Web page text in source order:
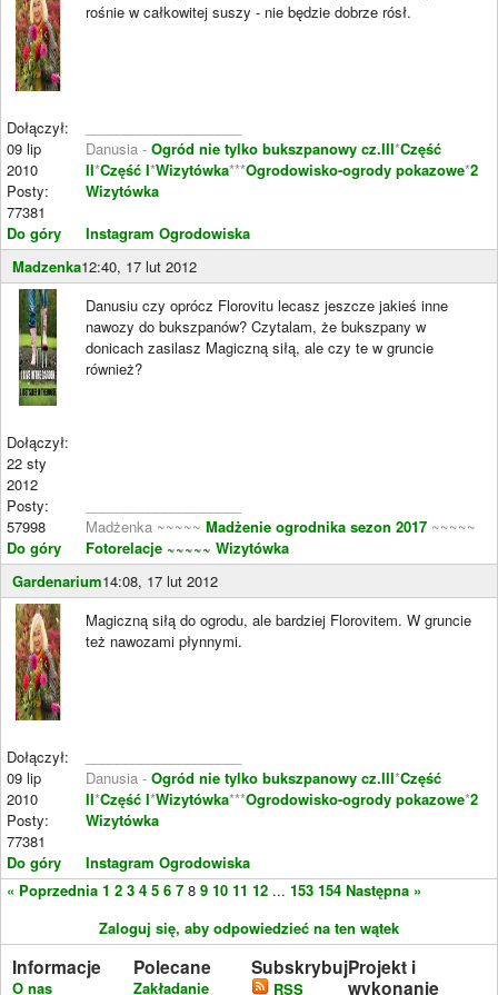
Dołączył:
09 lip
2010
Posty:
77381
Do góry
rośnie w całkowitej suszy - nie będzie dobrze rósł.
Danusia - Ogród nie tylko bukszpanowy cz.III*Część
II*Część I*Wizytówka***Ogrodowisko-ogrody pokazowe*2
Wizytówka
Instagram Ogrodowiska
Madzenka12:40, 17 lut 2012
Dołączył:
22 sty
2012
Posty:
57998
Do góry
Danusiu czy oprócz Florovitu lecasz jeszcze jakieś inne
nawozy do bukszpanów? Czytalam, że bukszpany w
donicach zasilasz Magiczną siłą, ale czy te w gruncie
również?
Madżenka ~~~~~ Madżenie ogrodnika sezon 2017 ~~~~~
Fotorelacje ~~~~~ Wizytówka
Gardenarium14:08, 17 lut 2012
Dołączył:
09 lip
2010
Posty:
77381
Do góry
Magiczną siłą do ogrodu, ale bardziej Florovitem. W gruncie
też nawozami płynnymi.
Danusia - Ogród nie tylko bukszpanowy cz.III*Część
II*Część I*Wizytówka***Ogrodowisko-ogrody pokazowe*2
Wizytówka
Instagram Ogrodowiska
« Poprzednia 1 2 3 4 5 6 7 8 9 10 11 12 ... 153 154 Następna »
Zaloguj się, aby odpowiedzieć na ten wątek
Informacje
O nas
Polecane
Zakładanie
Subskrybuj
RSS
Projekt i
wykonanie